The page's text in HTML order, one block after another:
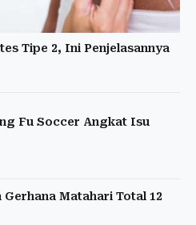
Tipe 2, Ini Penjelasannya
Fu Soccer Angkat Isu
Matahari Total 12